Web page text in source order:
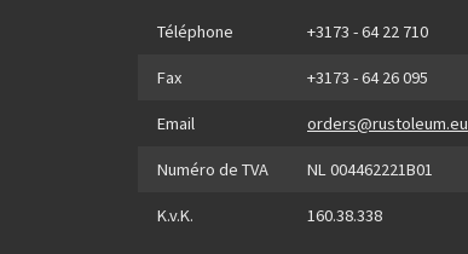
Téléphone +3173 - 64 22 710
Fax +3173 - 64 26 095
Email orders@rustoleum.eu
Numéro de TVA NL 004462221B01
K.v.K. 160.38.338